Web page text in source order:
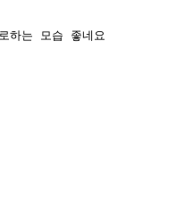
하는 모습 좋네요